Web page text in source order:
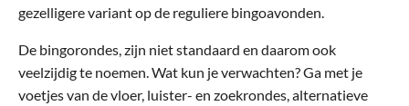
gezelligere variant op de reguliere bingoavonden.
De bingorondes, zijn niet standaard en daarom ook
veelzijdig te noemen. Wat kun je verwachten? Ga met je
voetjes van de vloer, luister- en zoekrondes, alternatieve